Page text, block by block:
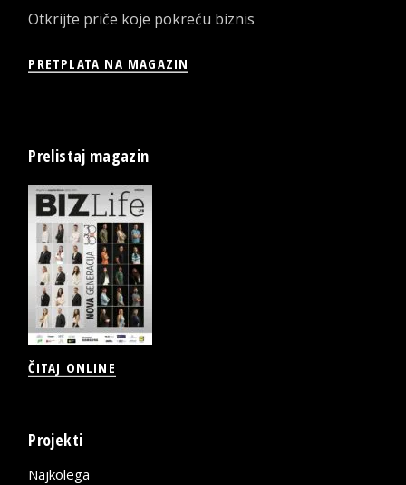
Otkrijte priče koje pokreću biznis
PRETPLATA NA MAGAZIN
Prelistaj magazin
ČITAJ ONLINE
Projekti
Najkolega